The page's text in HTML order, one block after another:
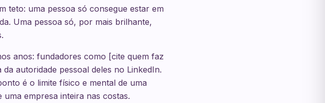
teto: uma pessoa só consegue estar em
Uma pessoa só, por mais brilhante,
anos: fundadores como [cite quem faz
autoridade pessoal deles no LinkedIn.
é o limite físico e mental de uma
empresa inteira nas costas.